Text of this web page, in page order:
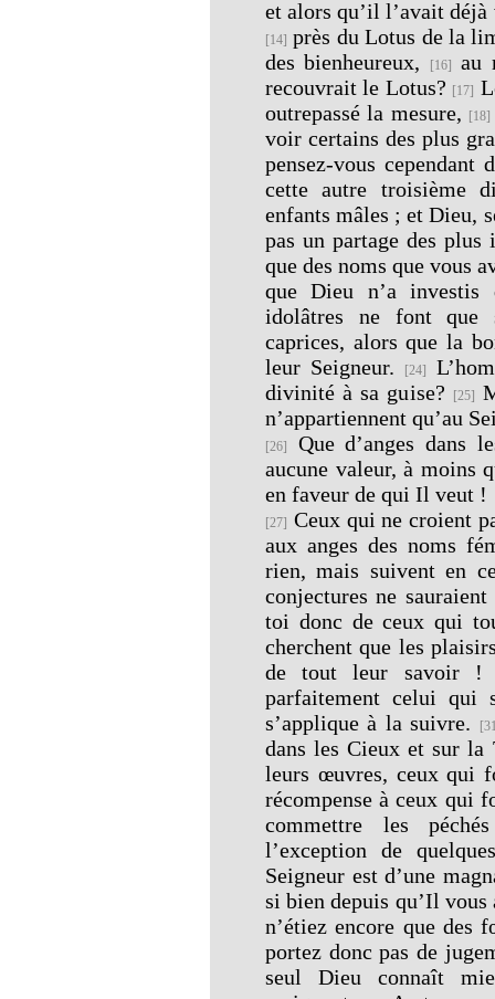
et alors qu’il l’avait
[14] près du Lotus de la
des bienheureux,
[16]
au
recouvrait le Lotus? [17]
outrepassé la mesure, [18]
voir certains des plus
pensez-vous cependant
cette autre troisième
enfants mâles ; et Dieu,
pas un partage des plus
que des noms que vous
que Dieu n’a investis
idolâtres ne font que
caprices, alors que la
leur Seigneur.
[24]
divinité à sa guise?
[25]
n’appartiennent qu’au
[26]
Que d’anges dans
aucune valeur, à moins
en faveur de qui Il veut !
[27] Ceux qui ne croient
aux anges des noms
rien, mais suivent en
conjectures ne
toi donc de ceux qui
cherchent que les
de tout leur savoir !
parfaitement celui qui
s’applique à la suivre.
dans les Cieux et sur la
leurs œuvres, ceux qui
récompense à ceux qui
commettre les
l’exception de
Seigneur est d’une
si bien depuis qu’Il
n’étiez encore que des
portez donc pas de
seul Dieu connaît